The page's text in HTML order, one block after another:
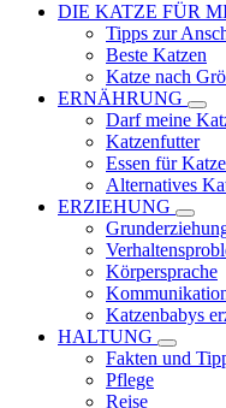
DIE KATZE FÜR
Tipps zur
Beste Katzen
Katze nach
ERNÄHRUNG
Darf meine
Katzenfutter
Essen für
Alternatives
ERZIEHUNG
Körpersprache
Katzenbabys
HALTUNG
Fakten und
Pflege
Reise